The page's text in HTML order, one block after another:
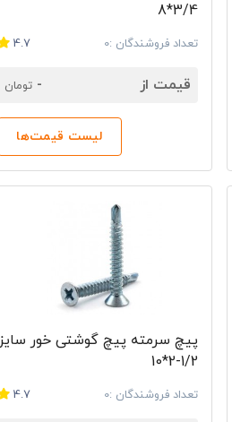
3/4*8
تعداد فروشندگان :0 4.7
قیمت از - تومان
لیست قیمت‌ها
پیچ سرمته پیچ گوشتی خور سایز
1/2-2*10
تعداد فروشندگان :0 4.7